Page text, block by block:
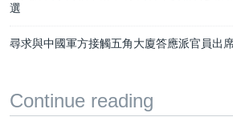
選
尋求與中國軍方接觸五角大廈答應派官員出
Continue reading